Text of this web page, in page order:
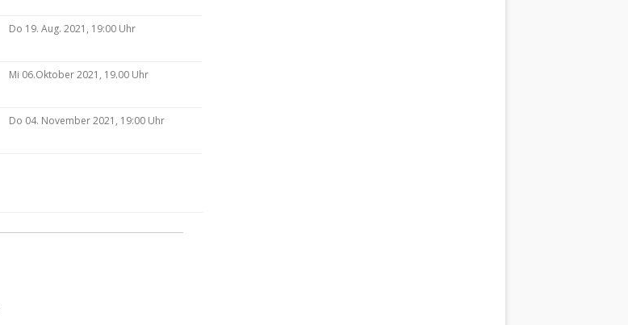
Do 19. Aug. 2021, 19:00 Uhr
Mi 06.Oktober 2021, 19.00 Uhr
Do 04. November 2021, 19:00 Uhr